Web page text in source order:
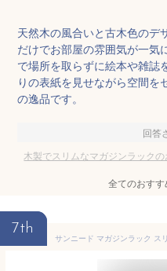
天然木の風合いと古木色のデ
だけでお部屋の雰囲気が一気
で場所を取らずに絵本や雑誌
りの表紙を見せながら空間を
の逸品です。
回答
木製でスリムなマガジンラックの
全てのおすす
7th